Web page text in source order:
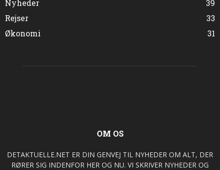
Nyheder
39
Rejser
33
Økonomi
31
OM OS
DETAKTUELLE.NET ER DIN GENVEJ TIL NYHEDER OM ALT, DER
RØRER SIG INDENFOR HER OG NU. VI SKRIVER NYHEDER OG